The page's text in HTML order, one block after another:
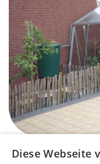
Diese Webseite